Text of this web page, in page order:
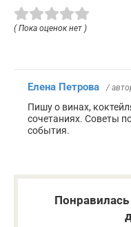
( Пока оценок нет )
Елена Петрова /
Пишу о винах,
сочетаниях. Советы
события.
Понравилась